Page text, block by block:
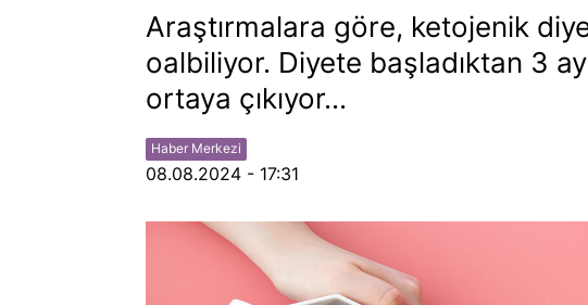
Araştırmalara göre, ketojenik
oalbiliyor. Diyete başladıktan 3
ortaya çıkıyor...
Haber Merkezi
08.08.2024 - 17:31